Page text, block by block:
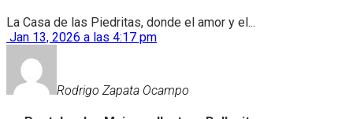
La Casa de las Piedritas, donde el amor y el...
Jan 13, 2026 a las 4:17 pm
Rodrigo Zapata Ocampo